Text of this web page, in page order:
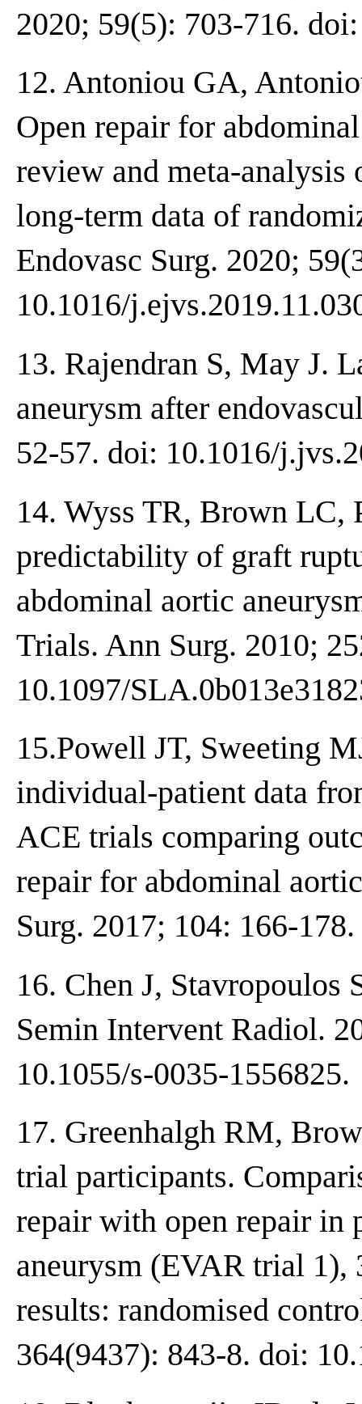
2020; 59(5): 703-716.
12. Antoniou GA,
Open repair for
review and meta-analysis
long-term data of
Endovasc Surg. 2020;
10.1016/
13. Rajendran S, May J.
aneurysm after
52-57. doi: 10.1016/
14. Wyss TR, Brown LC,
predictability of graft
abdominal aortic
Trials. Ann Surg. 2010;
10.1097/
15.Powell JT, Sweeting
individual-patient data
ACE trials comparing
repair for abdominal
Surg. 2017; 104: 166-
16. Chen J, Stavropoulos
Semin Intervent Radiol.
10.1055/s-0035-1556825.
17. Greenhalgh RM,
trial participants.
repair with open repair in
aneurysm (EVAR trial
results: randomised
364(9437): 843-8. doi: